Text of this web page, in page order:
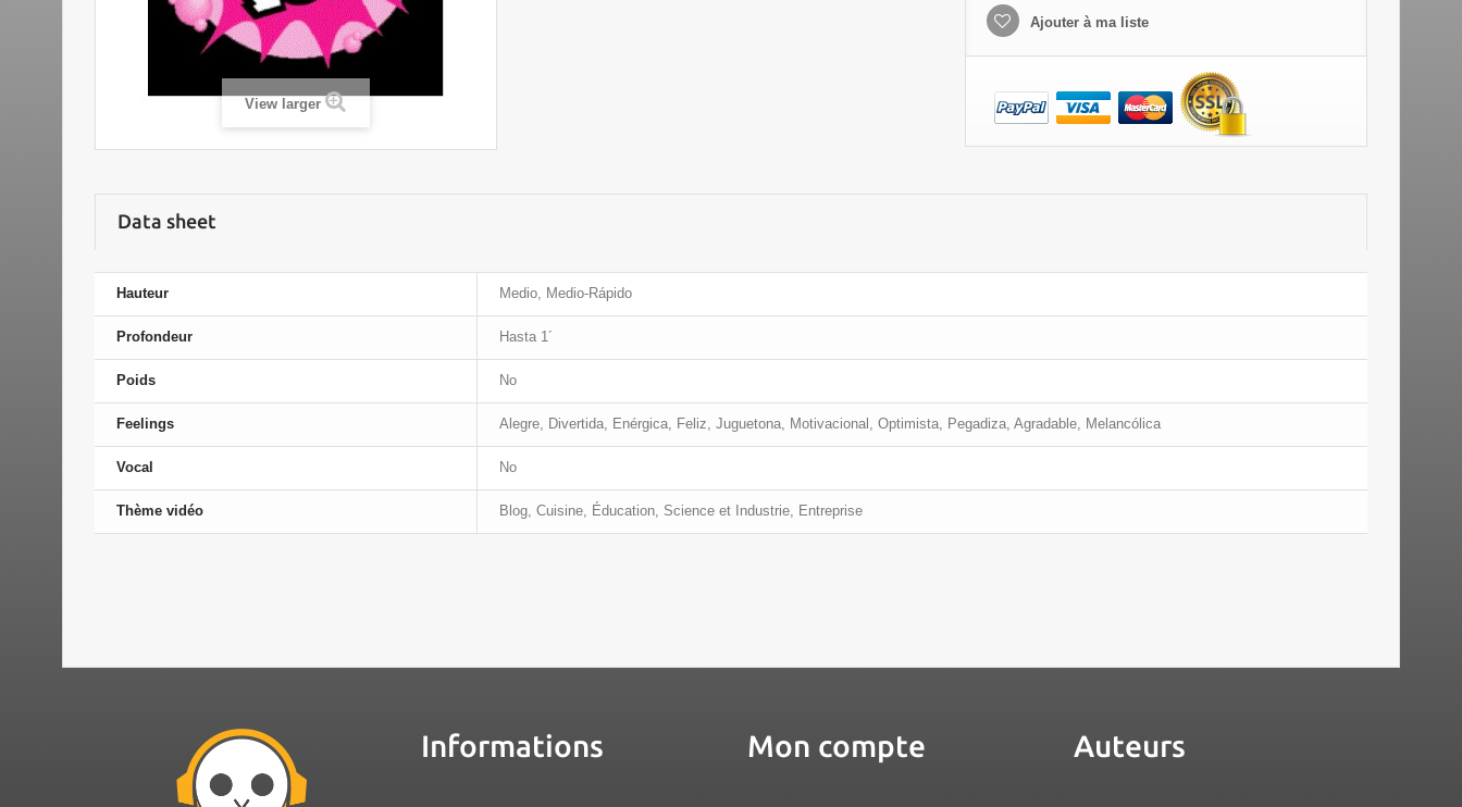
View larger
Ajouter à ma liste
Data sheet
Hauteur Medio, Medio-Rápido
Profondeur Hasta 1´
Poids No
Feelings Alegre, Divertida, Enérgica, Feliz, Juguetona, Motivacional, Optimista, Pegadiza, Agradable, Melancólica
Vocal No
Thème vidéo Blog, Cuisine, Éducation, Science et Industrie, Entreprise
Informations Mon compte Auteurs